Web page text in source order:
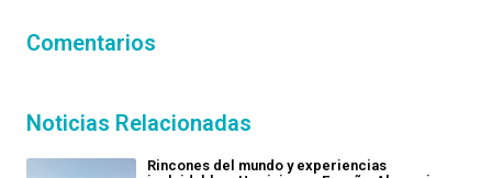
Comentarios
Noticias Relacionadas
Rincones del mundo y experiencias